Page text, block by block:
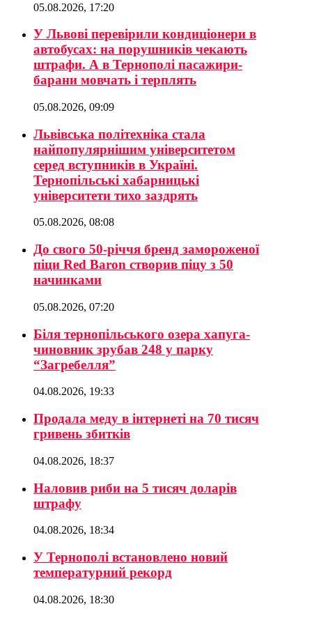
05.08.2026, 17:20
У Львові перевірили кондиціонери в
автобусах: на порушників чекають
штрафи. А в Тернополі пасажири-
барани мовчать і терплять
05.08.2026, 09:09
Львівська політехніка стала
найпопулярнішим університетом
серед вступників в Україні.
Тернопільські хабарницькі
університети тихо заздрять
05.08.2026, 08:08
До свого 50-річчя бренд замороженої
піци Red Baron створив піцу з 50
начинками
05.08.2026, 07:20
Біля тернопільського озера хапуга-
чиновник зрубав 248 у парку
“Загребелля”
04.08.2026, 19:33
Продала меду в інтернеті на 70 тисяч
гривень збитків
04.08.2026, 18:37
Наловив риби на 5 тисяч доларів
штрафу
04.08.2026, 18:34
У Тернополі встановлено новий
температурний рекорд
04.08.2026, 18:30